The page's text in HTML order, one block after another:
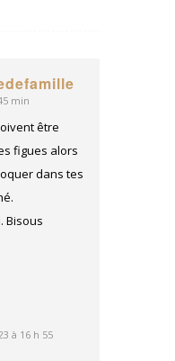
min
être
figues alors
dans tes
Bisous
à 16 h 55